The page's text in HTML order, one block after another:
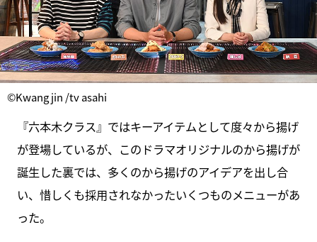
©Kwang jin /tv asahi
『六本木クラス』ではキーアイテムとして度々から揚げ
が登場しているが、このドラマオリジナルのから揚げが
誕生した裏では、多くのから揚げのアイデアを出し合
い、惜しくも採用されなかったいくつものメニューがあ
った。